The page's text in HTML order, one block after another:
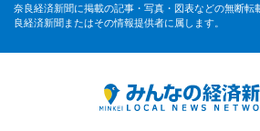
奈良経済新聞に掲載の記事・写真・図表などの無断転
良経済新聞またはその情報提供者に属します。